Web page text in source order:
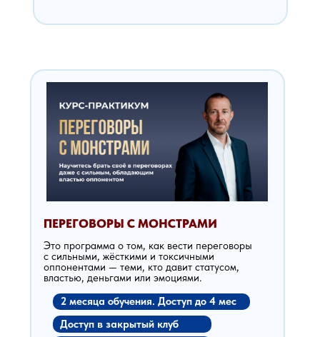
ПЕРЕГОВОРЫ С МОНСТРАМИ
Это программа о том, как вести переговоры
с сильными, жёсткими и токсичными
оппонентами — теми, кто давит статусом,
властью, деньгами или эмоциями.
Доступ в закрытый клуб
2 месяца обучения. Доступ до 4 мес